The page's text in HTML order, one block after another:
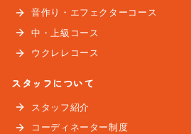
音作り・エフェクターコース
中・上級コース
ウクレレコース
スタッフについて
スタッフ紹介
コーディネーター制度